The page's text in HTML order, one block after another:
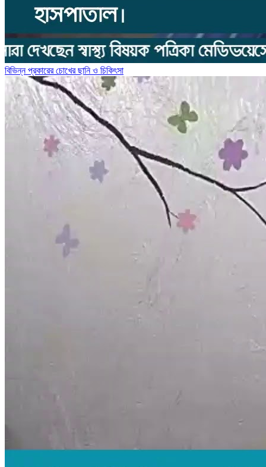
বিভিন্ন প্রকারের চোখের ছানি ও চিকিৎসা